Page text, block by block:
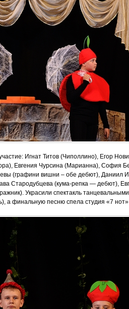
Игнат Титов (Чиполлино), Егор
Евгения Чурсина (Марианна), София
(графини вишни – обе дебют), Даниил
Стародубцева (кума-репка — дебют),
Украсили спектакль
а финальную песню спела студия «7